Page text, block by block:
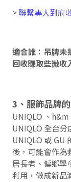
>聯繫專人到府
適合誰：吊牌未
回收賺取些微收
3、服飾品牌
UNIQLO 、
UNIQLO 全台
UNIQLO 或 GU
後，可能會作為
居長者、偏鄉學
利用，做成新品